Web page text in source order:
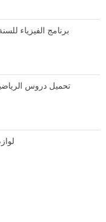
تحميل دروس الرياضيات